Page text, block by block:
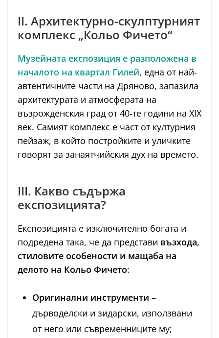
II. Архитектурно-скулптурният
комплекс „Кольо Фичето“
Музейната експозиция е разположена в
началото на квартал Гилей, една от най-
автентичните части на Дряново, запазила
архитектурата и атмосферата на
възрожденския град от 40-те години на XIX
век. Самият комплекс е част от културния
пейзаж, в който постройките и уличките
говорят за занаятчийския дух на времето.
III. Какво съдържа
експозицията?
Експозицията е изключително богата и
подредена така, че да представи възхода,
стиловите особености и мащаба на
делото на Кольо Фичето:
Оригинални инструменти –
дърводелски и зидарски, използвани
от него или съвременниците му;